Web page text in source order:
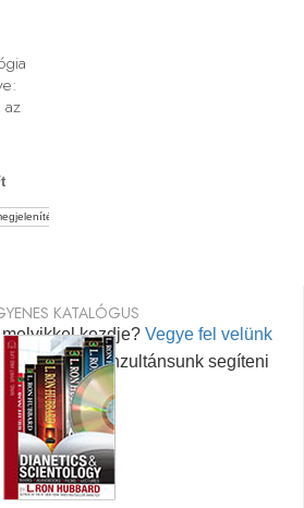
az
kezdje? Vegye fel velünk
személyes konzultánsunk segíteni
KATALÓGUS